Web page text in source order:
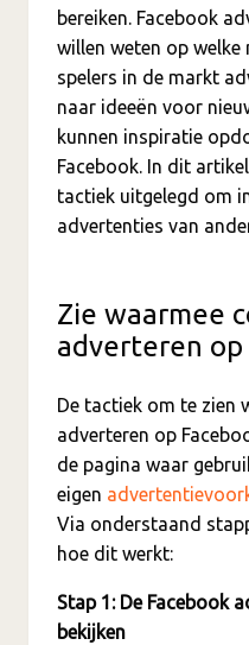
bereiken. Facebook
willen weten op welke
spelers in de markt
naar ideeën voor
kunnen inspiratie
Facebook. In dit
tactiek uitgelegd om
advertenties van
Zie waarmee
adverteren op
De tactiek om te zien
adverteren op
de pagina waar
eigen
Via onderstaand
hoe dit werkt:
Stap 1: De Facebook
bekijken